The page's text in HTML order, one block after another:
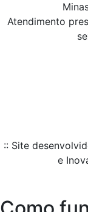
Atendimento
:: Site
e